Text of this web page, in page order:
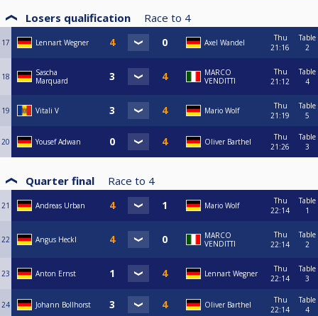
Losers qualification Race to 4
17 Lennart Wegner Axel Wandel
Thu
21:16
Table
2
18
Sascha
Marquard
MARCO
VENDITTI
Thu
21:12
Table
4
19 Vitali V Mario Wolf
Thu
21:19
Table
5
20 Yousef Adwan Oliver Barthel
Thu
21:26
Table
3
Quarter final Race to 4
21 Andreas Urban Mario Wolf
Thu
22:14
Table
1
22 Angus Heckl
MARCO
VENDITTI
Thu
22:14
Table
2
23 Anton Ernst Lennart Wegner
Thu
22:14
Table
3
24 Johann Bollhorst Oliver Barthel
Thu
22:14
Table
4